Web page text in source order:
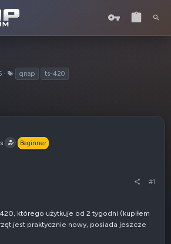
qnap ts-420
Beginner
#1
którego użytkuje od 2 tygodni (kupiłem
jest praktycznie nowy, posiada jeszcze